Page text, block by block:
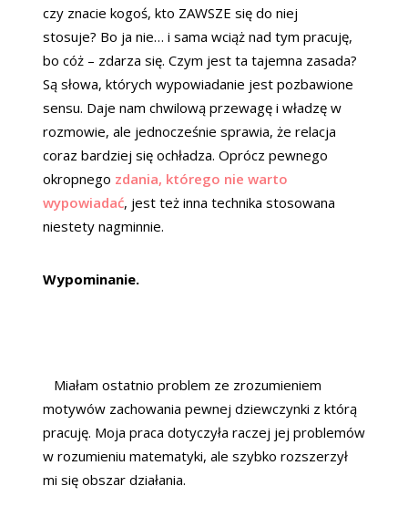
czy znacie kogoś, kto ZAWSZE się do niej
stosuje? Bo ja nie… i sama wciąż nad tym pracuję,
bo cóż – zdarza się. Czym jest ta tajemna zasada?
Są słowa, których wypowiadanie jest pozbawione
sensu. Daje nam chwilową przewagę i władzę w
rozmowie, ale jednocześnie sprawia, że relacja
coraz bardziej się ochładza. Oprócz pewnego
okropnego zdania, którego nie warto
wypowiadać, jest też inna technika stosowana
niestety nagminnie.
Wypominanie.
Miałam ostatnio problem ze zrozumieniem
motywów zachowania pewnej dziewczynki z którą
pracuję. Moja praca dotyczyła raczej jej problemów
w rozumieniu matematyki, ale szybko rozszerzył
mi się obszar działania.